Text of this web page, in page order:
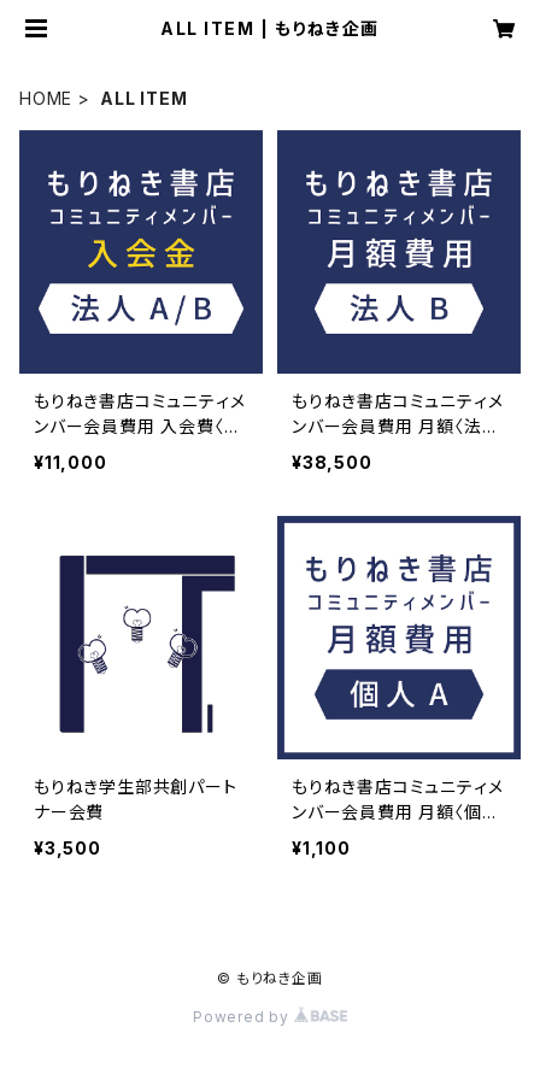
ALL ITEM | もりねき企画
HOME ALL ITEM
もりねき書店コミュニティメ
ンバー会員費用 入会費〈法
人 A/B〉
¥11,000
もりねき書店コミュニティメ
ンバー会員費用 月額〈法人
B〉
¥38,500
もりねき学生部共創パート
ナー会費
¥3,500
もりねき書店コミュニティメ
ンバー会員費用 月額〈個人
A〉
¥1,100
© もりねき企画
Powered by